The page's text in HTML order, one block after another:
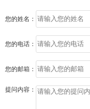
您的姓名：
您的电话：
您的邮箱：
提问内容：